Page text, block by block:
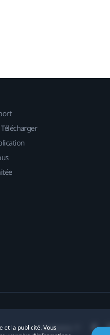
et la publicité. Vous
Localisation